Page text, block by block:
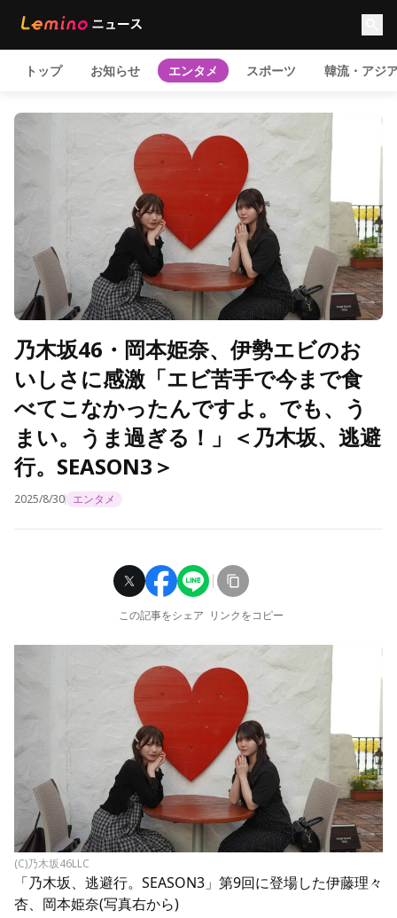
トップ お知らせ エンタメ スポーツ 韓流・アジ
乃木坂46・岡本姫奈、伊勢エビのお
いしさに感激「エビ苦手で今まで食
べてこなかったんですよ。でも、う
まい。うま過ぎる！」＜乃木坂、逃避
行。SEASON3＞
2025/8/30 エンタメ
この記事をシェア リンクをコピー
(C)乃木坂46LLC
「乃木坂、逃避行。SEASON3」第9回に登場した伊藤理々
杏、岡本姫奈(写真右から)